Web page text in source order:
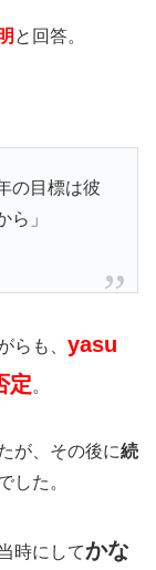
と回答。
の目標は彼
ら」
らも、 yasu
定。
が、その後に続
した。
時にしてかな